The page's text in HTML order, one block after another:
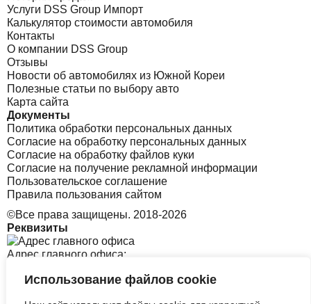
Использование файлов cookie
Услуги DSS Group Импорт
Калькулятор стоимости автомобиля
Контакты
О компании DSS Group
Отзывы
Новости об автомобилях из Южной Кореи
Полезные статьи по выбору авто
Карта сайта
Документы
Политика обработки персональных данных
Согласие на обработку персональных данных
Согласие на обработку файлов куки
Согласие на получение рекламной информации
Пользовательское соглашение
Правила пользования сайтом
©Все права защищены. 2018-2026
Реквизиты
Адрес главного офиса: